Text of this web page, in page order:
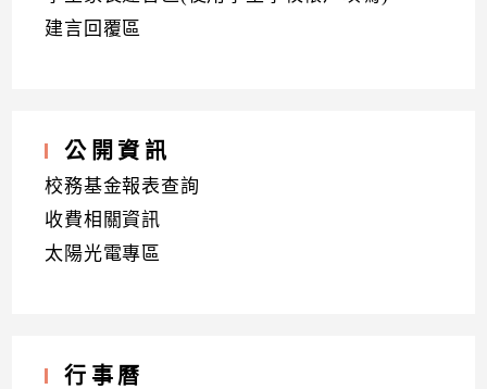
建言回覆區
公開資訊
校務基金報表查詢
收費相關資訊
太陽光電專區
行事曆